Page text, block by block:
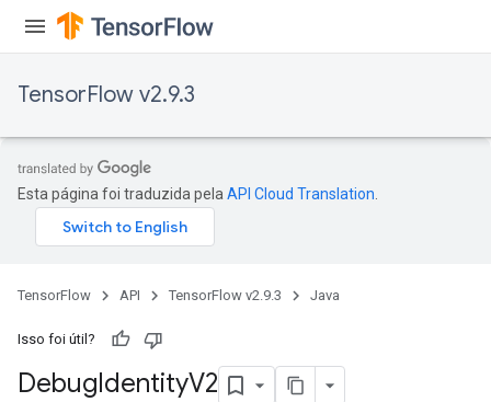
TensorFlow v2.9.3
Esta página foi traduzida pela API Cloud Translation
TensorFlow API TensorFlow v2.9.3 Java
Isso foi útil?
DebugIdentityV2